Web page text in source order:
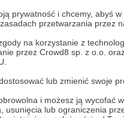
prywatność i chcemy, abyś
przetwarzania przez
na korzystanie z
przez Crowd8 sp. z o.o.
lub zmienić swoje
i możesz ją wycofać
usunięcia lub ograniczenia
Wesprzyj